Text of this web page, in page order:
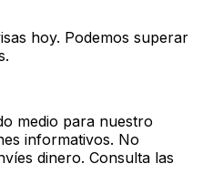
hoy. Podemos superar
medio para nuestro
informativos. No
dinero. Consulta las